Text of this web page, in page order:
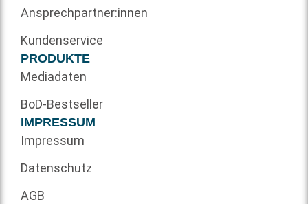
Ansprechpartner:innen
Kundenservice
PRODUKTE
Mediadaten
BoD-Bestseller
IMPRESSUM
Impressum
Datenschutz
AGB